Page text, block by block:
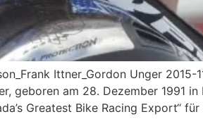
Ittner_Gordon Unger
geboren am 28. Dezember 1991
Greatest Bike Racing Export“